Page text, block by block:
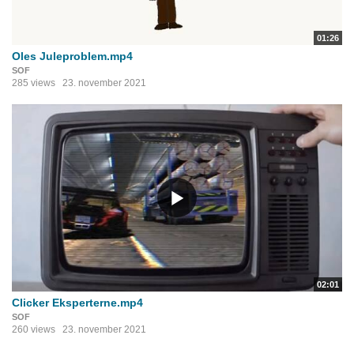
01:26
Oles Juleproblem.mp4
SOF
285 views 23. november 2021
02:01
Clicker Eksperterne.mp4
SOF
260 views 23. november 2021